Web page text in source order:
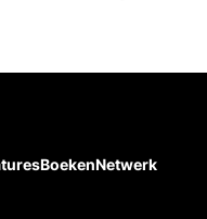
BoekenNetwerk